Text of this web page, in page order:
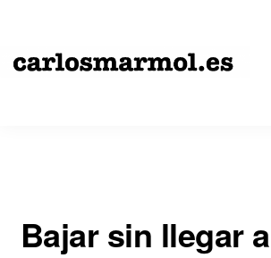
contenido
'underground'
Bajar sin llegar